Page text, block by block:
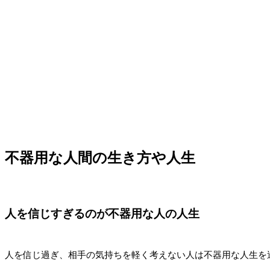
不器用な人間の生き方や人生
人を信じすぎるのが不器用な人の人生
人を信じ過ぎ、相手の気持ちを軽く考えない人は不器用な人生を